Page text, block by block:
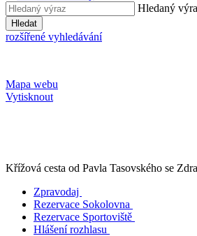
Hledaný
Hledat
rozšířené vyhledávání
Mapa webu
Vytisknout
Křížová cesta od Pavla Tasovského se
Zpravodaj
Rezervace Sokolovna
Rezervace Sportoviště
Hlášení rozhlasu